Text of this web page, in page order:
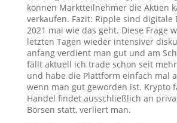
können Marktteilnehmer die Aktien
verkaufen. Fazit: Ripple sind digitale
2021 mai wie das geht. Diese Frage
letzten Tagen wieder intensiver
anfang verdient man gut und am
fällt aktuell ich trade schon seit
und habe die Plattform einfach mal
wenn man gut geworden ist. Krypto
Handel findet ausschließlich an
Börsen statt, verliert man.